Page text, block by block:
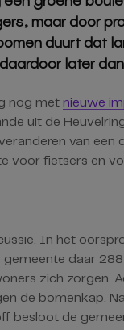
maar door
duurt dat
later
nog met nieuwe
uit de
van een
voor fietsers en
In het
daar
zich zorgen.
de bomenkap.
besloot de